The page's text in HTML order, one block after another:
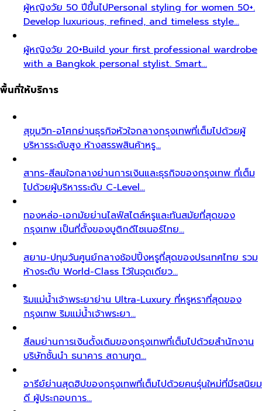
ผู้หญิงวัย 50 ปีขึ้นไปPersonal styling for women 50+.
Develop luxurious, refined, and timeless style…
ผู้หญิงวัย 20+Build your first professional wardrobe
with a Bangkok personal stylist. Smart…
พื้นที่ให้บริการ
สุขุมวิท-อโศกย่านธุรกิจหัวใจกลางกรุงเทพที่เต็มไปด้วยผู้
บริหารระดับสูง ห้างสรรพสินค้าหรู…
สาทร-สีลมใจกลางย่านการเงินและธุรกิจของกรุงเทพ ที่เต็ม
ไปด้วยผู้บริหารระดับ C-Level…
ทองหล่อ-เอกมัยย่านไลฟ์สไตล์หรูและทันสมัยที่สุดของ
กรุงเทพ เป็นที่ตั้งของบูติกดีไซเนอร์ไทย…
สยาม-ปทุมวันศูนย์กลางช้อปปิ้งหรูที่สุดของประเทศไทย รวม
ห้างระดับ World-Class ไว้ในจุดเดียว…
ริมแม่น้ำเจ้าพระยาย่าน Ultra-Luxury ที่หรูหราที่สุดของ
กรุงเทพ ริมแม่น้ำเจ้าพระยา…
สีลมย่านการเงินดั้งเดิมของกรุงเทพที่เต็มไปด้วยสำนักงาน
บริษัทชั้นนำ ธนาคาร สถานทูต…
อารีย์ย่านสุดฮิปของกรุงเทพที่เต็มไปด้วยคนรุ่นใหม่ที่มีรสนิยม
ดี ผู้ประกอบการ…